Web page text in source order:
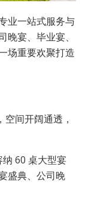
业一站式服务与
宴、毕业宴、
场重要欢聚打造
间开阔通透，
纳 60 桌大型宴
盛典、公司晚